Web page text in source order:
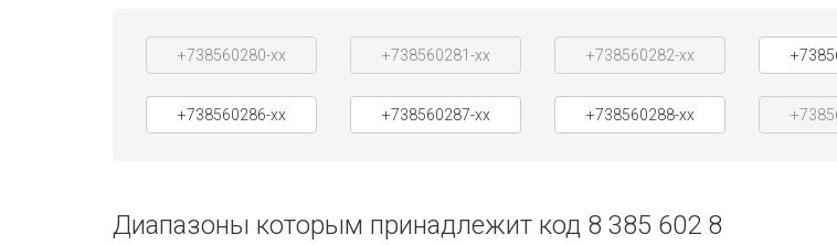
+738560280-xx +738560281-xx +738560282-xx
+738560286-xx +738560287-xx +738560288-xx
Диапазоны которым принадлежит код 8 385 602 8